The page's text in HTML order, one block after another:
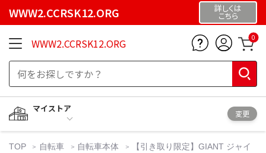
WWW2.CCRSK12.ORG 詳しくは
こちら
WWW2.CCRSK12.ORG 0
マイストア
変更
TOP 自転車 自転車本体
【引き取り限定】GIANT ジャイ